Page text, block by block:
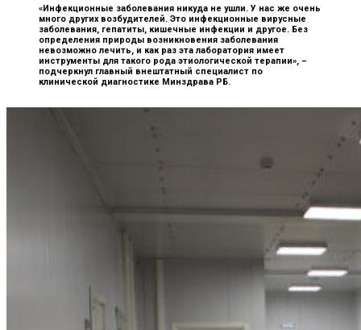
«Инфекционные заболевания никуда не ушли. У нас же очень
много других возбудителей. Это инфекционные вирусные
заболевания, гепатиты, кишечные инфекции и другое. Без
определения природы возникновения заболевания
невозможно лечить, и как раз эта лаборатория имеет
инструменты для такого рода этиологической терапии», –
подчеркнул главный внештатный специалист по
клинической диагностике Минздрава РБ.